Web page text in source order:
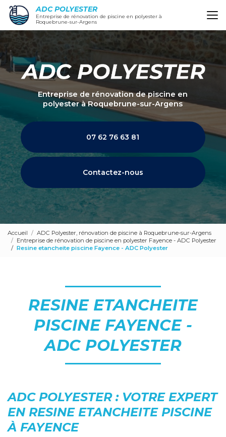
Aller
contenu
principal
ADC POLYESTER
Entreprise de rénovation de piscine en polyester à
Roquebrune-sur-Argens
Entreprise de rénovation de piscine en
polyesterà Roquebrune-sur-Argens
07 62 76 63 81
Contactez-nous
Accueil
ADC Polyester, rénovation de piscine à Roquebrune-sur-Argens
Entreprise de rénovation de piscine en polyester Fayence - ADC Polyester
Resine etancheite piscine Fayence - ADC Polyester
RESINE ETANCHEITE
PISCINE FAYENCE -
ADC POLYESTER
ADC POLYESTER : VOTRE EXPERT
EN RESINE ETANCHEITE PISCINE
À FAYENCE